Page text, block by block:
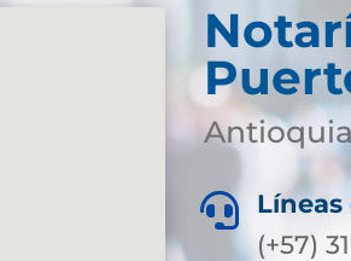

(+57)